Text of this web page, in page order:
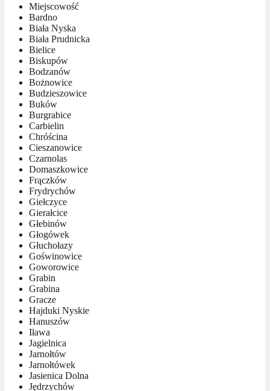
Miejscowość
Bardno
Biała Nyska
Biała Prudnicka
Bielice
Biskupów
Bodzanów
Bożnowice
Budzieszowice
Buków
Burgrabice
Carbielin
Chróścina
Cieszanowice
Czarnolas
Domaszkowice
Frączków
Frydrychów
Giełczyce
Gierałcice
Głebinów
Głogówek
Głuchołazy
Goświnowice
Goworowice
Grabin
Grabina
Gracze
Hajduki Nyskie
Hanuszów
Iława
Jagielnica
Jarnołtów
Jarnołtówek
Jasienica Dolna
Jędrzychów